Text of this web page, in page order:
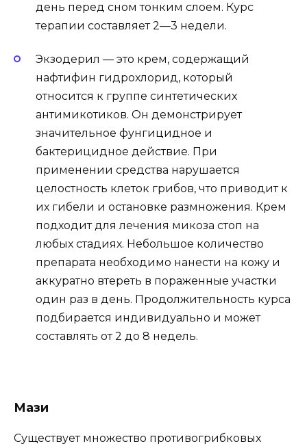
день перед сном тонким слоем. Курс
терапии составляет 2—3 недели.
Экзодерил — это крем, содержащий
нафтифин гидрохлорид, который
относится к группе синтетических
антимикотиков. Он демонстрирует
значительное фунгицидное и
бактерицидное действие. При
применении средства нарушается
целостность клеток грибов, что приводит к
их гибели и остановке размножения. Крем
подходит для лечения микоза стоп на
любых стадиях. Небольшое количество
препарата необходимо нанести на кожу и
аккуратно втереть в пораженные участки
один раз в день. Продолжительность курса
подбирается индивидуально и может
составлять от 2 до 8 недель.
Мази
Существует множество противогрибковых